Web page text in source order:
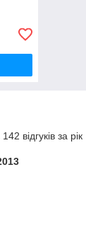
відгуків за рік